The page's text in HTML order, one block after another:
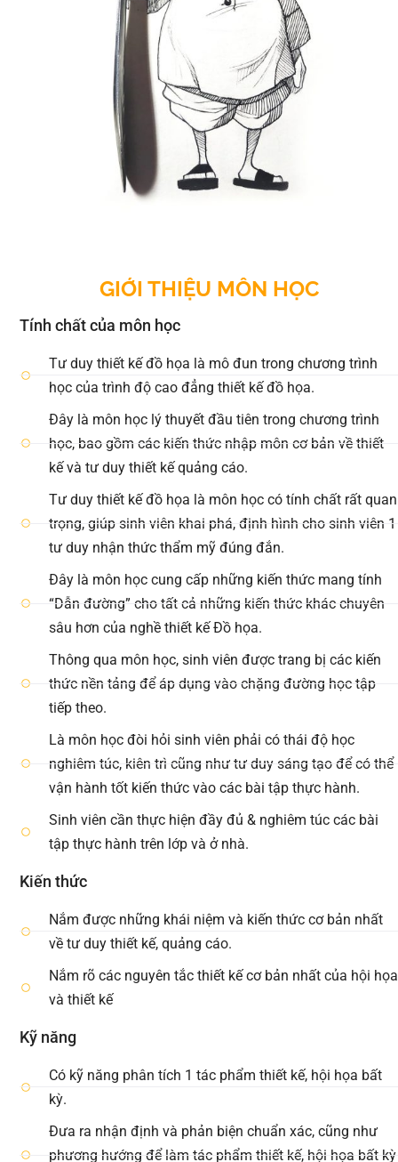
GIỚI THIỆU MÔN HỌC
Tính chất của môn học
Tư duy thiết kế đồ họa là mô đun trong chương trình
học của trình độ cao đẳng thiết kế đồ họa.
Đây là môn học lý thuyết đầu tiên trong chương trình
học, bao gồm các kiến thức nhập môn cơ bản về thiết
kế và tư duy thiết kế quảng cáo.
Tư duy thiết kế đồ họa là môn học có tính chất rất quan
trọng, giúp sinh viên khai phá, định hình cho sinh viên 1
tư duy nhận thức thẩm mỹ đúng đắn.
Đây là môn học cung cấp những kiến thức mang tính
“Dẫn đường” cho tất cả những kiến thức khác chuyên
sâu hơn của nghề thiết kế Đồ họa.
Thông qua môn học, sinh viên được trang bị các kiến
thức nền tảng để áp dụng vào chặng đường học tập
tiếp theo.
Là môn học đòi hỏi sinh viên phải có thái độ học
nghiêm túc, kiên trì cũng như tư duy sáng tạo để có thể
vận hành tốt kiến thức vào các bài tập thực hành.
Sinh viên cần thực hiện đầy đủ & nghiêm túc các bài
tập thực hành trên lớp và ở nhà.
Kiến thức
Nắm được những khái niệm và kiến thức cơ bản nhất
về tư duy thiết kế, quảng cáo.
Nắm rõ các nguyên tắc thiết kế cơ bản nhất của hội họa
và thiết kế
Kỹ năng
Có kỹ năng phân tích 1 tác phẩm thiết kế, hội họa bất
kỳ.
Đưa ra nhận định và phản biện chuẩn xác, cũng như
phương hướng để làm tác phẩm thiết kế, hội họa bất kỳ